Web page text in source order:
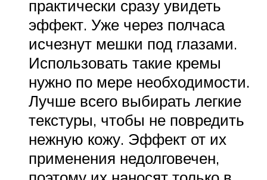
практически сразу увидеть
эффект. Уже через полчаса
исчезнут мешки под глазами.
Использовать такие кремы
нужно по мере необходимости.
Лучше всего выбирать легкие
текстуры, чтобы не повредить
нежную кожу. Эффект от их
применения недолговечен,